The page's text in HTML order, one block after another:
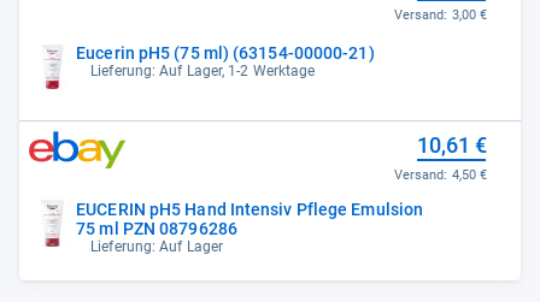
Eucerin pH5 (75 ml) (63154-00000-21)
Lieferung: Auf Lager, 1-2 Werktage
Versand: 3,00 €
EUCERIN pH5 Hand Intensiv Pflege Emulsion
75 ml PZN 08796286
Lieferung: Auf Lager
10,61 €
Versand: 4,50 €